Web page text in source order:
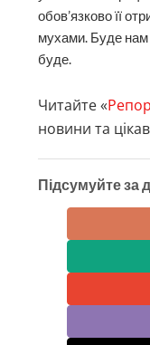
обов’язково її
мухами. Буде нам
буде.
Читайте «
новини та
Підсумуйте за